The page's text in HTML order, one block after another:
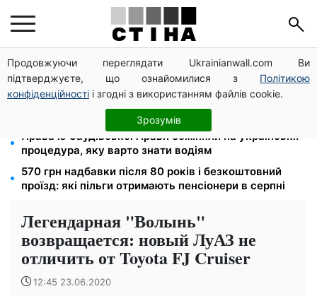
Продовжуючи переглядати Ukrainianwall.com Ви
підтверджуєте, що ознайомилися з Політикою
конфіденційності і згодні з використанням файлів cookie.
Зрозумів
Тарифи на воду злетіли до 91,24 грн/куб, газ може
сягнути 15 грн: комунальні ціни в серпні
Субсидії скасують, пільги на комуналку відкличуть:
ПФУ перевіряє доходи пенсіонерів у серпні
Права із Саудівської Аравії обміняли на українські:
процедура, яку варто знати водіям
570 грн надбавки після 80 років і безкоштовний
проїзд: які пільги отримають пенсіонери в серпні
Легендарная "Волынь"
возвращается: новый ЛуАЗ не
отличить от Toyota FJ Cruiser
12:45 23.06.2020